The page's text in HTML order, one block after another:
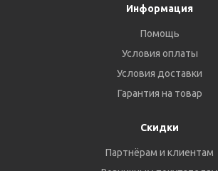
Информация
Помощь
Условия оплаты
Условия доставки
Гарантия на товар
Скидки
Партнёрам и клиентам